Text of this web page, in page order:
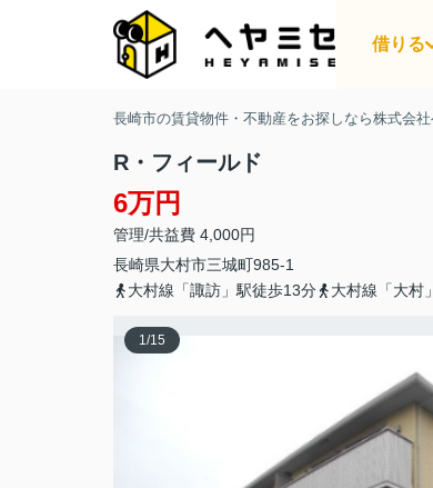
借りる
長崎市の賃貸物件・不動産をお探しなら株式会
R・フィールド
6万円
管理/共益費 4,000円
長崎県大村市三城町985-1
大村線「諏訪」駅徒歩13分
大村線「大村
1/15